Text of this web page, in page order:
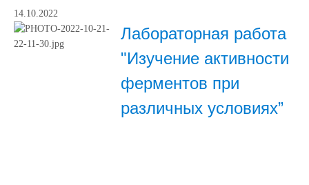
14.10.2022
Лабораторная работа
"Изучение активности
ферментов при
различных условиях”